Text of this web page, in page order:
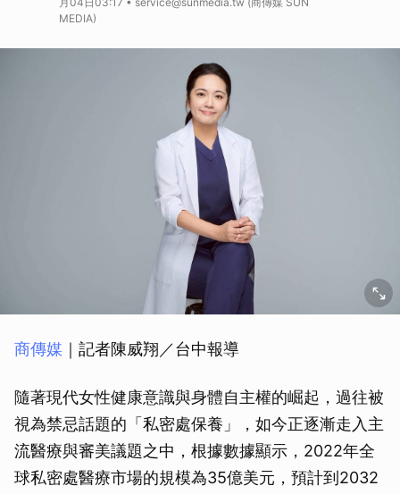
MEDIA)
商傳媒 ｜記者陳威翔／台中報導
隨著現代女性健康意識與身體自主權的崛起，過往被
視為禁忌話題的「私密處保養」，如今正逐漸走入主
流醫療與審美議題之中，根據數據顯示，2022年全
球私密處醫療市場的規模為35億美元，預計到2032